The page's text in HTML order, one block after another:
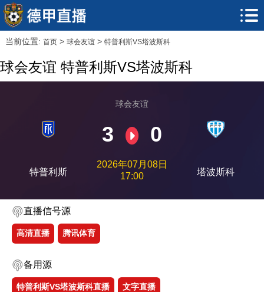
当前位置: 首页> 球会友谊> 特普利斯VS塔波斯科
球会友谊 特普利斯VS塔波斯科
特普利斯
球会友谊
3 0
2026年07月08日
17:00
塔波斯科
直播信号源
高清直播 腾讯体育
备用源
特普利斯VS塔波斯科直播 文字直播